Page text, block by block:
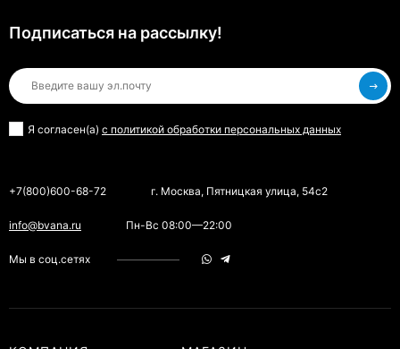
Подписаться на рассылкy!
Я согласен(a) с политикой обработки персональных данных
+7(800)600-68-72 г. Москва, Пятницкая улица, 54с2
info@bvana.ru Пн-Вс 08:00—22:00
Мы в соц.сетях